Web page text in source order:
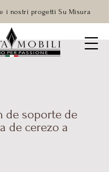
i nostri progetti Su Misura
de soporte de
de cerezo a